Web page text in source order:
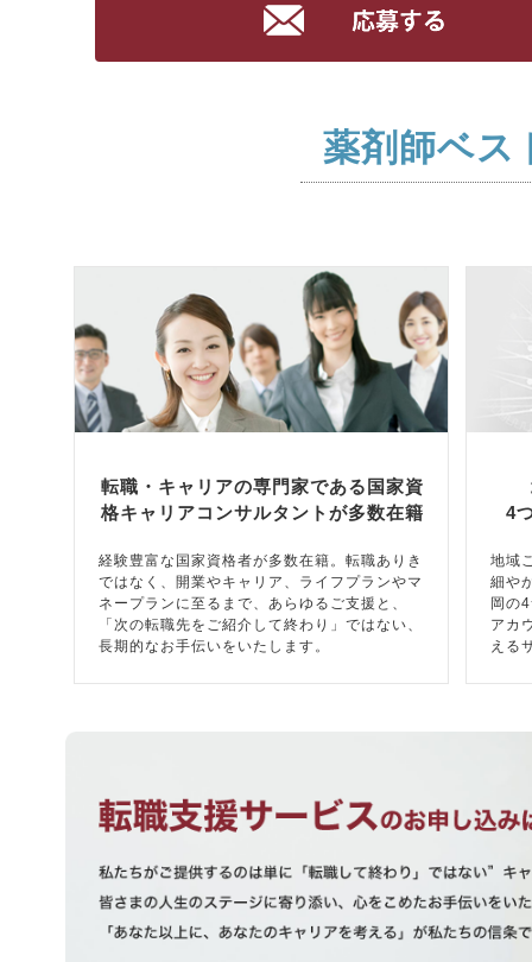
薬剤師ベス
転職・キャリアの専門家である国家資
格キャリアコンサルタントが多数在籍
経験豊富な国家資格者が多数在籍。転職ありき
ではなく、開業やキャリア、ライフプランやマ
ネープランに至るまで、あらゆるご支援と、
「次の転職先をご紹介して終わり」ではない、
長期的なお手伝いをいたします。
4
地域
細や
岡の
アカ
える